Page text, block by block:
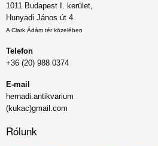
1011 Budapest I. kerület,
Hunyadi János út 4.
A Clark Ádám tér közelében
Telefon
+36 (20) 988 0374
E-mail
hernadi.antikvarium
(kukac)gmail.com
Rólunk